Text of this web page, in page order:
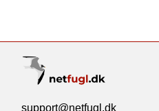
support@netfugl.dk